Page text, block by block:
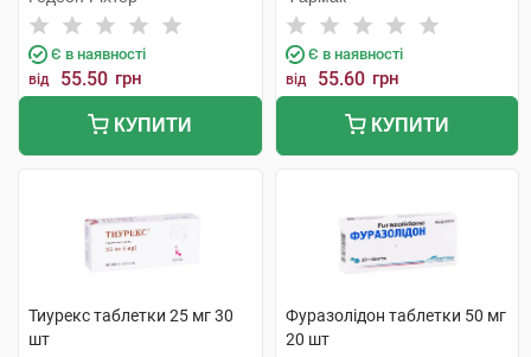
Є в наявності
від 55.50 грн
КУПИТИ
Є в наявності
від 55.60 грн
КУПИТИ
Тиурекс таблетки 25 мг 30
шт
Фуразолідон таблетки 50 мг
20 шт